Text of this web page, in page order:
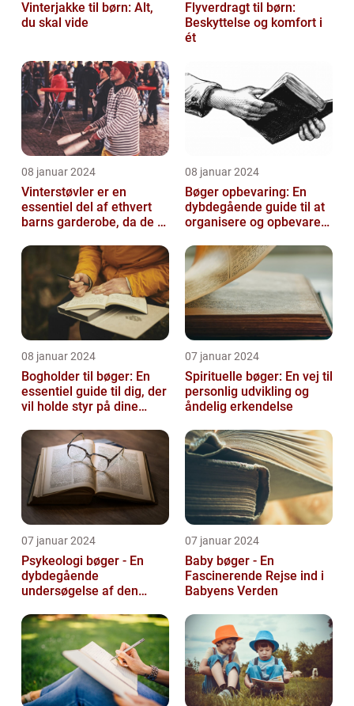
Vinterjakke til børn: Alt,
du skal vide
Flyverdragt til børn:
Beskyttelse og komfort i
ét
08 januar 2024
Vinterstøvler er en
essentiel del af ethvert
barns garderobe, da de er
deres ...
08 januar 2024
Bøger opbevaring: En
dybdegående guide til at
organisere og opbevare
08 januar 2024
Bogholder til bøger: En
essentiel guide til dig, der
vil holde styr på dine
07 januar 2024
Spirituelle bøger: En vej til
personlig udvikling og
åndelig erkendelse
07 januar 2024
Psykeologi bøger - En
dybdegående
undersøgelse af den
verden
07 januar 2024
Baby bøger - En
Fascinerende Rejse ind i
Babyens Verden